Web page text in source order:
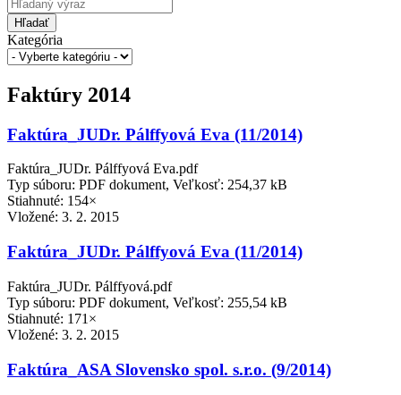
Hľadať
Kategória
Faktúry 2014
Faktúra_JUDr. Pálffyová Eva (11/2014)
Faktúra_JUDr. Pálffyová Eva.pdf
Typ súboru: PDF dokument, Veľkosť: 254,37 kB
Stiahnuté: 154×
Vložené: 3. 2. 2015
Faktúra_JUDr. Pálffyová Eva (11/2014)
Faktúra_JUDr. Pálffyová.pdf
Typ súboru: PDF dokument, Veľkosť: 255,54 kB
Stiahnuté: 171×
Vložené: 3. 2. 2015
Faktúra_ASA Slovensko spol. s.r.o. (9/2014)